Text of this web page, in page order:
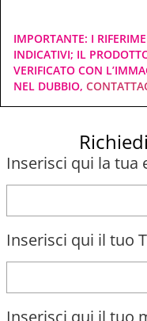
IMPORTANTE: I
INDICATIVI; IL
VERIFICATO CON
NEL DUBBIO,
Inserisci qui la tua
Inserisci qui il tuo
Inserisci qui il tuo